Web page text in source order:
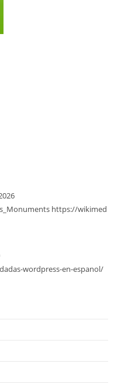
https://wikimed
wordpress-en-espanol/